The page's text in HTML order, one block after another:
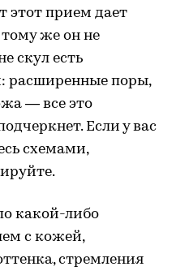
этот прием дает
же он не
скул есть
расширенные поры,
— все это
Если у вас
схемами,
какой-либо
с кожей,
стремления